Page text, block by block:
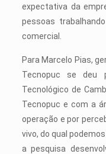
expectativa da
pessoas
comercial.
Para Marcelo Pias,
Tecnopuc se deu
Tecnológico de
Tecnopuc e com a
operação e por
vivo, do qual
a pesquisa